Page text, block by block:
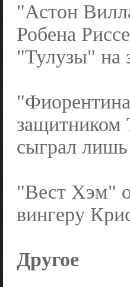
"Астон
Робена
"Тулузы" на
защитником
сыграл
"Вест Хэм"
вингеру
Другое